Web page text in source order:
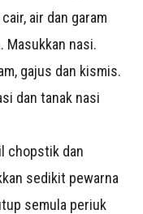
air dan garam
Masukkan nasi.
gajus dan kismis.
dan tanak nasi
chopstik dan
sedikit pewarna
semula periuk